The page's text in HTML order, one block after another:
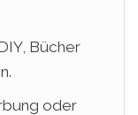
Bücher
oder